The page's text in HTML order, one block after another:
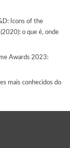
Icons of the
o que é, onde
Awards 2023:
mais conhecidos do